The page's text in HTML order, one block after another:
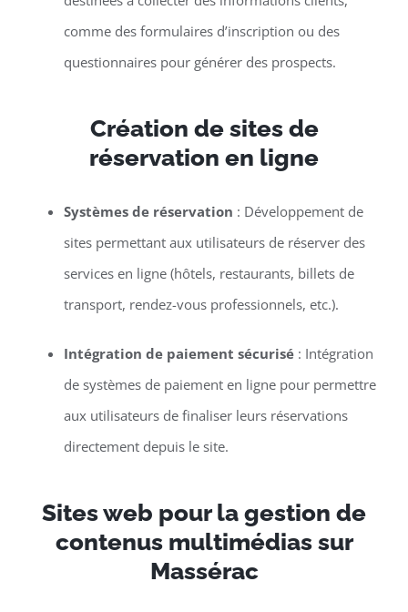
comme des formulaires d’inscription ou des
questionnaires pour générer des prospects.
Création de sites de
réservation en ligne
Systèmes de réservation : Développement de
sites permettant aux utilisateurs de réserver des
services en ligne (hôtels, restaurants, billets de
transport, rendez-vous professionnels, etc.).
Intégration de paiement sécurisé: Intégration
de systèmes de paiement en ligne pour permettre
aux utilisateurs de finaliser leurs réservations
directement depuis le site.
Sites web pour la gestion de
contenus multimédias sur
Massérac